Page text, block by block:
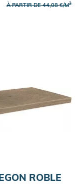
À PARTIR DE 44,08 €/M2
ROBLE